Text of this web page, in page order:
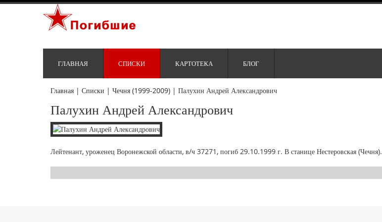
ГЛАВНАЯ СПИСКИ КАРТОТЕКА БЛОГ
Главная | Списки | Чечня (1999-2009) | Палухин Андрей Александрович
Палухин Андрей Александрович
Лейтенант, уроженец Воронежской области, в/ч 37271, погиб 29.10.1999 г. В станице Нестеровская (Чечня).